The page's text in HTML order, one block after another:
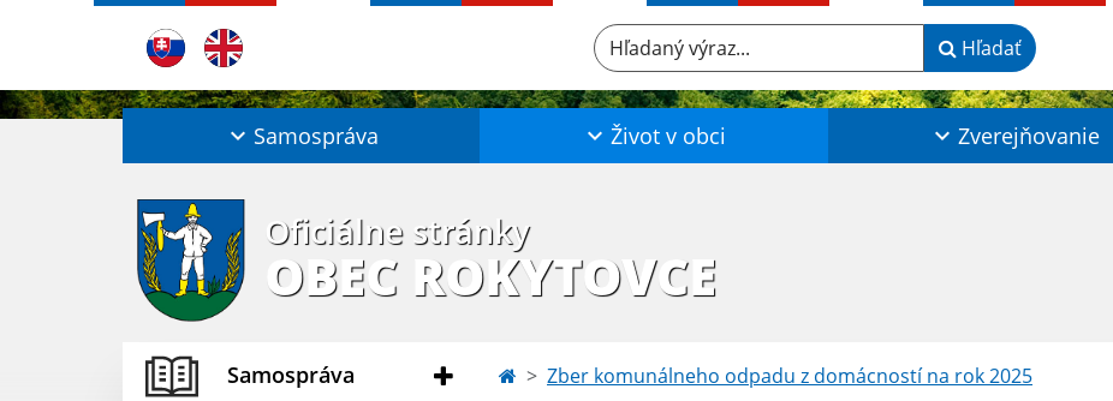
Hľadaný výraz... Hľadať
Samospráva Život v obci Zverejňovanie
Oficiálne stránky
OBEC ROKYTOVCE
Samospráva Zber komunálneho odpadu z domácností na rok 2025